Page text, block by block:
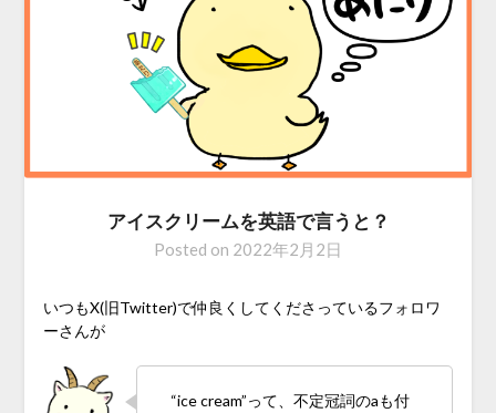
アイスクリームを英語で言うと？
Posted on 2022年2月2日
いつもX(旧Twitter)で仲良くしてくださっているフォロワ
ーさんが
“ice cream”って、不定冠詞のaも付